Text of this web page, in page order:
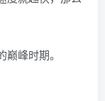
峰时期。